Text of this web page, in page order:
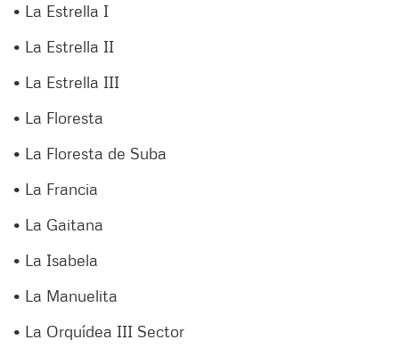
• La Estrella I
• La Estrella II
• La Estrella III
• La Floresta
• La Floresta de Suba
• La Francia
• La Gaitana
• La Isabela
• La Manuelita
• La Orquídea III Sector